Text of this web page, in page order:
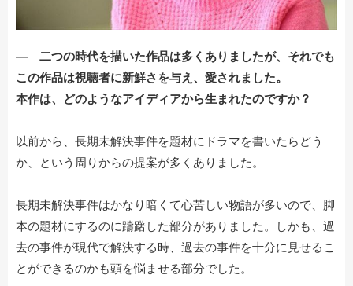
― 二つの時代を描いた作品は多くありましたが、それでも
この作品は視聴者に新鮮さを与え、愛されました。
本作は、どのようなアイディアから生まれたのですか？
以前から、長期未解決事件を題材にドラマを書いたらどう
か、という周りからの提案が多くありました。
長期未解決事件はかなり暗くて心苦しい物語が多いので、脚
本の題材にするのに躊躇した部分がありました。しかも、過
去の事件が現代で解決する時、過去の事件を十分に見せるこ
とができるのかも頭を悩ませる部分でした。